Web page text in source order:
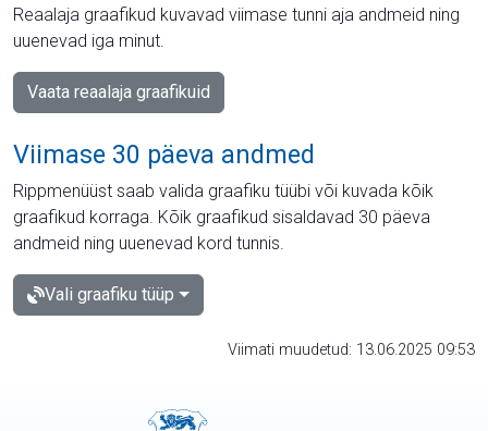
Reaalaja graafikud kuvavad viimase tunni aja andmeid ning
uuenevad iga minut.
Vaata reaalaja graafikuid
Viimase 30 päeva andmed
Rippmenüüst saab valida graafiku tüübi või kuvada kõik
graafikud korraga. Kõik graafikud sisaldavad 30 päeva
andmeid ning uuenevad kord tunnis.
Vali graafiku tüüp
Viimati muudetud: 13.06.2025 09:53